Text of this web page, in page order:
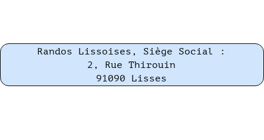
Randos Lissoises, Siège Social :
2, Rue Thirouin
91090 Lisses